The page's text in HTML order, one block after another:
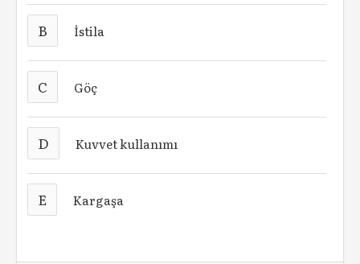
B İstila
C Göç
D Kuvvet kullanımı
E Kargaşa